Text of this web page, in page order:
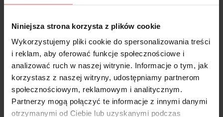
Niniejsza strona korzysta z plików cookie
Wykorzystujemy pliki cookie do spersonalizowania treści
i reklam, aby oferować funkcje społecznościowe i
analizować ruch w naszej witrynie. Informacje o tym, jak
korzystasz z naszej witryny, udostępniamy partnerom
społecznościowym, reklamowym i analitycznym.
Partnerzy mogą połączyć te informacje z innymi danymi
otrzymanymi od Ciebie lub uzyskanymi podczas
- średnica trzonu: 3,5mm
- symbol: 42 42718 409
INNI KLIENCI KUPILI